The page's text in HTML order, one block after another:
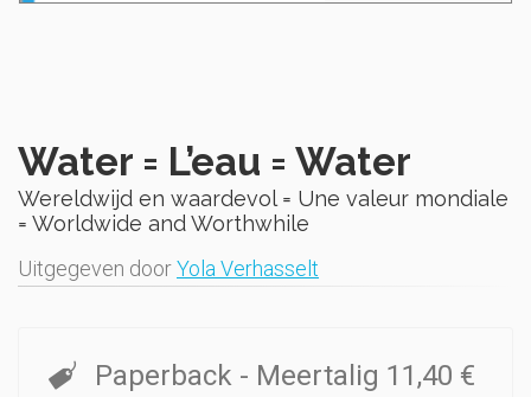
Water = L’eau = Water
Wereldwijd en waardevol = Une valeur mondiale
= Worldwide and Worthwhile
Uitgegeven doorYola Verhasselt
Paperback - Meertalig 11,40 €